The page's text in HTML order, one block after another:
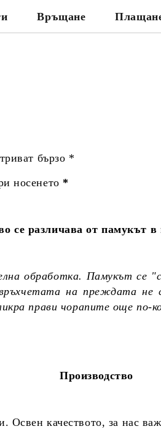
Връщане
бързо *
носенето *
се различава от памукът в
обработка. Памукът се
на преждата не
прави чорапите още по-
Производство
качеството, за нас